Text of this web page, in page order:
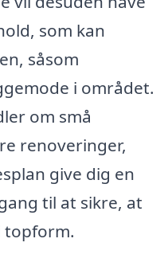
som kan
såsom
i området.
om små
renoveringer,
give dig en
til at sikre, at
topform.